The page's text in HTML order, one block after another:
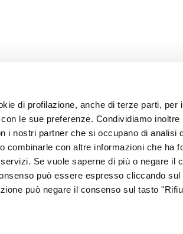
di profilazione, anche di terze parti, per
le sue preferenze. Condividiamo
i nostri partner che si occupano di analisi
combinarle con altre informazioni che ha
Se vuole saperne di più o negare il
può essere espresso cliccando
può negare il consenso sul tasto